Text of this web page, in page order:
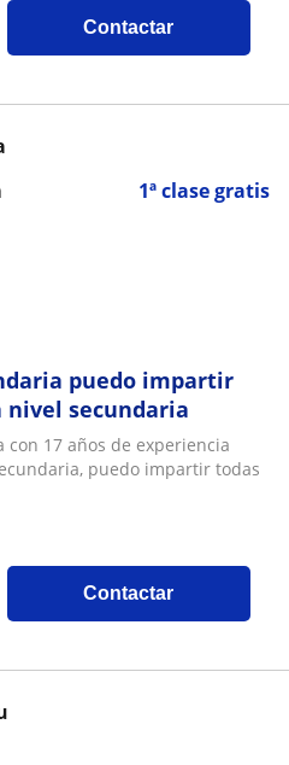
Contactar
1ª clase gratis
puedo impartir
secundaria
17 años de experiencia
puedo impartir todas
Contactar